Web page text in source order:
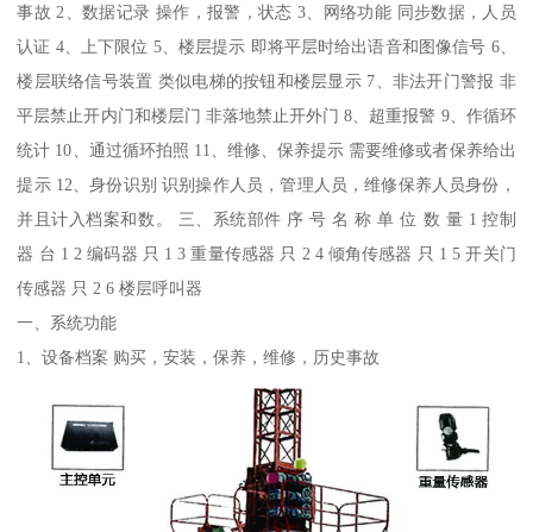
事故 2、数据记录 操作，报警，状态 3、网络功能 同步数据，人员
认证 4、上下限位 5、楼层提示 即将平层时给出语音和图像信号 6、
楼层联络信号装置 类似电梯的按钮和楼层显示 7、非法开门警报 非
平层禁止开内门和楼层门 非落地禁止开外门 8、超重报警 9、作循环
统计 10、通过循环拍照 11、维修、保养提示 需要维修或者保养给出
提示 12、身份识别 识别操作人员，管理人员，维修保养人员身份，
并且计入档案和数。 三、系统部件 序 号 名 称 单 位 数 量 1 控制
器 台 1 2 编码器 只 1 3 重量传感器 只 2 4 倾角传感器 只 1 5 开关门
传感器 只 2 6 楼层呼叫器
一、系统功能
1、设备档案 购买，安装，保养，维修，历史事故